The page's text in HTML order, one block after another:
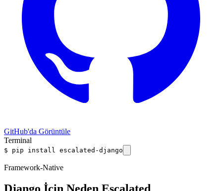
GitHub'da Görüntüle
Terminal
$ pip install escalated-django
Framework-Native